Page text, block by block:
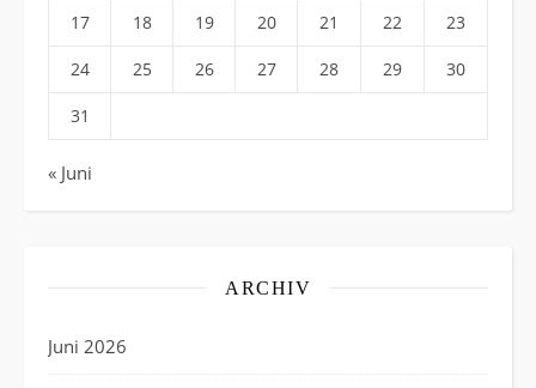
17 18 19 20 21 22 23
24 25 26 27 28 29 30
31
« Juni
ARCHIV
Juni 2026